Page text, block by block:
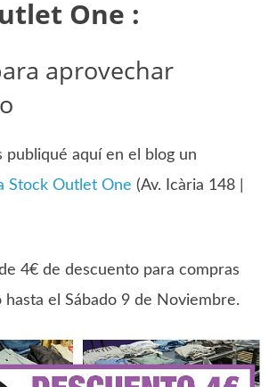
One :
aprovechar
publiqué aquí en el blog un
Stock Outlet One (Av. Icària 148 |
4€ de descuento para compras
hasta el Sábado 9 de Noviembre.